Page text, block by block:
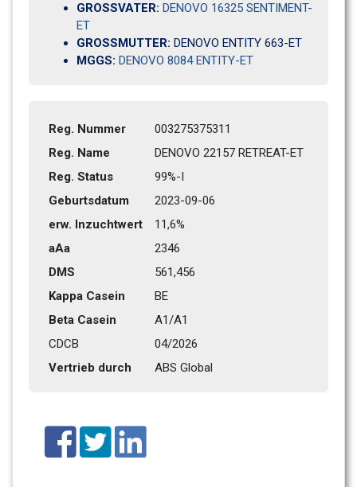
GROSSVATER: DENOVO 16325 SENTIMENT-
ET
GROSSMUTTER: DENOVO ENTITY 663-ET
MGGS: DENOVO 8084 ENTITY-ET
Reg. Nummer
003275375311
Reg. Name
DENOVO 22157 RETREAT-ET
Reg. Status
99%-I
Geburtsdatum
2023-09-06
erw. Inzuchtwert
11,6%
aAa
2346
DMS
561,456
Kappa Casein
BE
Beta Casein
A1/A1
CDCB
04/2026
Vertrieb durch
ABS Global